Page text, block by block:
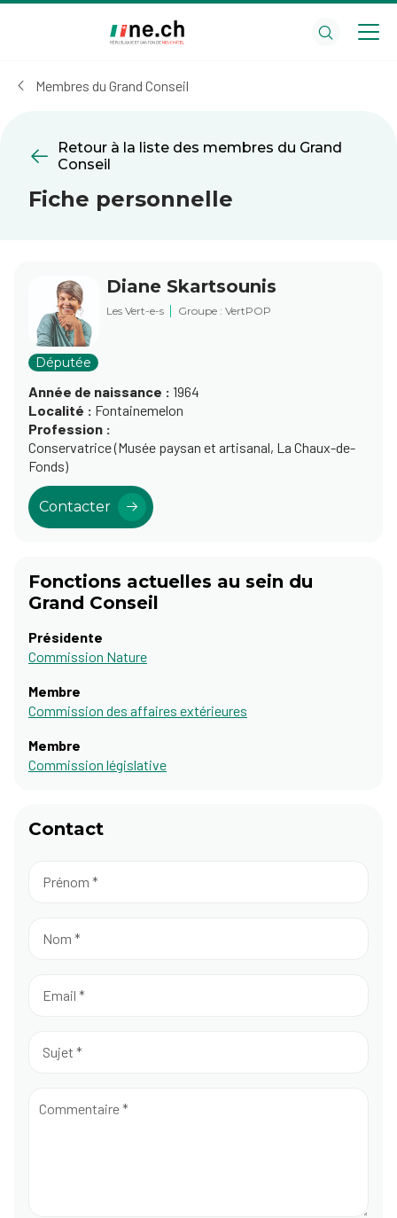
cookies
Membres du Grand Conseil
Retour à la liste des membres du Grand
Conseil
Fiche personnelle
Diane Skartsounis
Les Vert-e-s Groupe : VertPOP
Députée
Année de naissance : 1964
Localité : Fontainemelon
Profession :
Conservatrice (Musée paysan et artisanal, La Chaux-de-
Fonds)
Contacter
Fonctions actuelles au sein du
Grand Conseil
Présidente
Commission Nature
Membre
Commission des affaires extérieures
Membre
Commission législative
Contact
Prénom *
Nom *
Email *
Sujet *
Commentaire *